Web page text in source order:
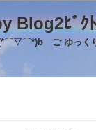
(*⌒▽⌒*)b ご ゆっく